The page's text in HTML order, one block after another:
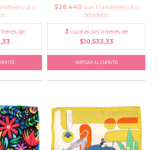
o
de
$28.440 con transferencia o
depósito.
3 cuotas sin interés de
$10.533,33
AGREGAR AL CARRITO